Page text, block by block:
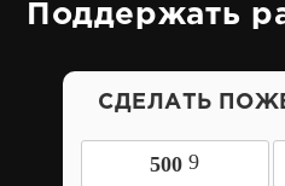
Поддержать
СДЕЛАТЬ
500 9